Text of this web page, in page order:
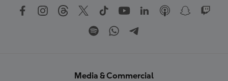
Media & Commercial